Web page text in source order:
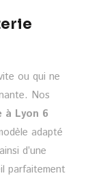
ou qui ne
Nos
Lyon 6
adapté
d’une
parfaitement